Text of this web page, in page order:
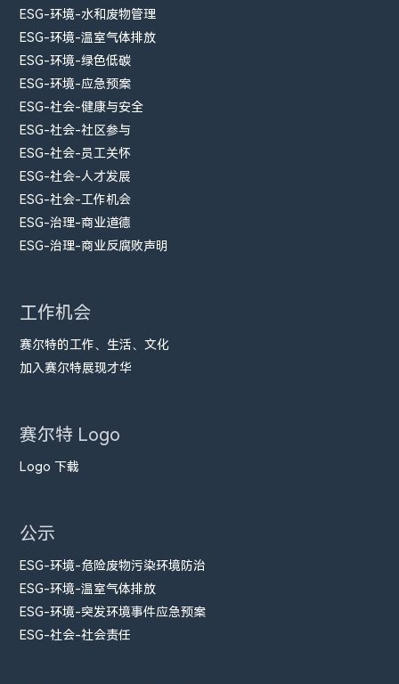
ESG-环境-水和废物管理
ESG-环境-温室气体排放
ESG-环境-绿色低碳
ESG-环境-应急预案
ESG-社会-健康与安全
ESG-社会-社区参与
ESG-社会-员工关怀
ESG-社会-人才发展
ESG-社会-工作机会
ESG-治理-商业道德
ESG-治理-商业反腐败声明
工作机会
赛尔特的工作、生活、文化
加入赛尔特展现才华
赛尔特 Logo
Logo 下载
公示
ESG-环境-危险废物污染环境防治
ESG-环境-温室气体排放
ESG-环境-突发环境事件应急预案
ESG-社会-社会责任